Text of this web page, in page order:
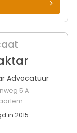
Advocatuur
5 A
in 2015